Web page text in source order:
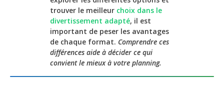
trouver le meilleur choix dans le
divertissement adapté, il est
important de peser les avantages
de chaque format. Comprendre ces
différences aide à décider ce qui
convient le mieux à votre planning.